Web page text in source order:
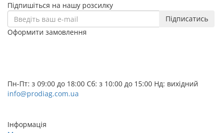
Підпишіться на нашу розсилку
Підписатись
Оформити замовлення
Пн-Пт: з 09:00 до 18:00 Сб: з 10:00 до 15:00 Нд: вихідний
info@prodiag.com.ua
Інформація